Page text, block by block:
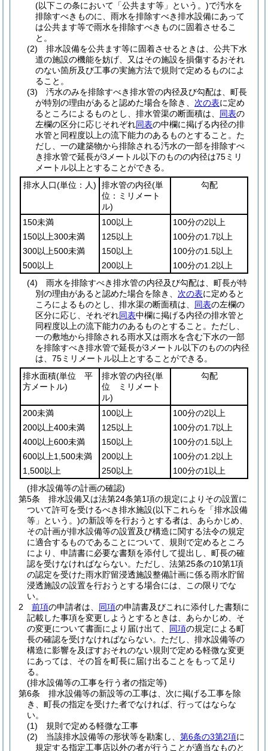
(以下この条において「公共ます等」という。)で汚水を
排除すべきものに、雨水を排除すべき排水設備にあって
は公共ます等で雨水を排除すべきものに固着させるこ
と。
(2)
排水設備を公共ます等に固着させるときは、公共下水
道の施設の機能を妨げ、又はその施設を損傷するおそれ
のない箇所及び工事の実施方法で規則で定めるものによ
ること。
(3)
汚水のみを排除すべき排水管の内径及び勾配は、町長
が特別の理由があると認めた場合を除き、 次の表に定め
るところによるものとし、排水管渠の断面積は、 同表の
左欄の区分に応じそれぞれ同表の中欄に掲げる内径の排
水管と同程度以上の流下能力のあるものとすること。 た
だし、一の建築物から排除される汚水の一部を排除すべ
き排水管で延長が3メートル以下のものの内径は75ミリ
メートル以上とすることができる。
排水人口(単位：人) 排水管の内径(単
位：ミリメート
ル)
勾配
150未満 100以上
100分の2以上
150以上300未満
125以上
100分の1.7以上
300以上500未満
150以上
100分の1.5以上
500以上
200以上
100分の1.2以上
(4)
雨水を排除すべき排水管の内径及び勾配は、町長が特
別の理由があると認めた場合を除き、 次の表に定めると
ころによるものとし、排水渠の断面積は、 同表の左欄の
区分に応じ、それぞれ同表中欄に掲げる内径の排水管と
同程度以上の流下能力のあるものとすること。 ただし、
一の敷地から排除される雨水又は雨水を含む下水の一部
を排除すべき排水管で延長が3メートル以下のものの内径
は、75ミリメートル以上とすることができる。
排水面積(単位 平
方メートル)
排水管の内径(単
位 ミリメート
ル)
勾配
200未満 100以上
100分の2以上
200以上400未満
125以上
100分の1.7以上
400以上600未満
150以上
100分の1.5以上
600以上1,500未満
200以上
100分の1.2以上
1,500以上
250以上
100分の1以上
(排水設備等の計画の確認)
第5条
排水設備又は法第24条第1項の規定によりその設置に
ついて許可を受けるべき排水施設(以下これらを「排水設備
等」という。)の新設等を行おうとする者は、あらかじめ、
その計画が排水設備等の設置及び構造に関する法令の規定
に適合するものであることについて、規則で定めるところ
により、申請書に必要な書類を添付して提出し、町長の確
認を受けなければならない。 ただし、法第25条の10第1項
の認定を受けた雨水貯留浸透施設整備計画に係る雨水貯留
浸透施設の設置を行おうとする場合には、この限りでな
い。
2
前項の申請者は、 同項の申請書及びこれに添付した書類に
記載した事項を変更しようとするときは、あらかじめ、そ
の変更について書面により届け出て、 同項の規定による町
長の確認を受けなければならない。 ただし、排水設備等の
構造に影響を及ぼすおそれのない規則で定める軽微な変更
にあっては、その旨を町長に届け出ることをもって足り
る。
(排水設備等の工事を行う者の指定等)
第6条
排水設備等の新設等の工事は、次に掲げる工事を除
き、町長の指定を受けた者でなければ、行ってはならな
い。
(1)
規則で定める軽微な工事
(2)
当該排水設備等の形状等を勘案し、 第6条の3第2項に
規定する指定工事店以外の者が行うことが適当なものと